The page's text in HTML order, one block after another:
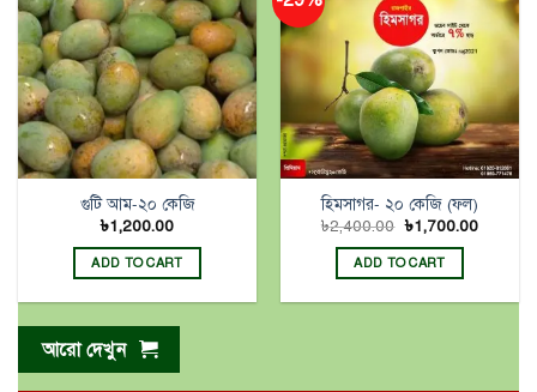
গুটি আম-২০ কেজি
৳1,200.00
ADD TO CART
হিমসাগর- ২০ কেজি (ফল)
৳2,400.00 ৳1,700.00
ADD TO CART
আরো দেখুন